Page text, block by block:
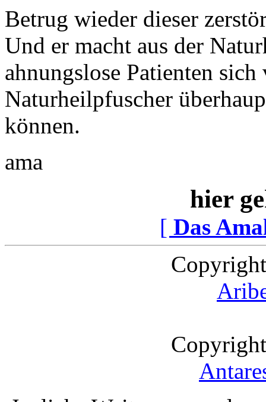
Betrug wieder dieser
Und er macht aus der
ahnungslose Patienten
Naturheilpfuscher
können.
ama
hier
[ Das